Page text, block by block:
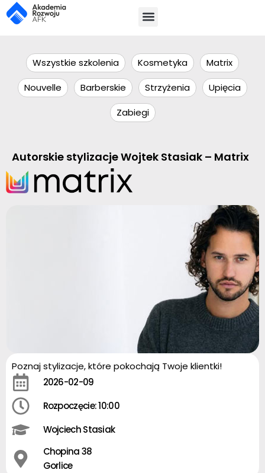
Wszystkie szkolenia Kosmetyka
Matrix
Nouvelle
Barberskie Strzyżenia
Upięcia
Zabiegi
Autorskie stylizacje Wojtek Stasiak – Matrix
Poznaj stylizacje, które pokochają Twoje klientki!
2026-02-09
Rozpoczęcie: 10:00
Wojciech Stasiak
Chopina 38
Gorlice